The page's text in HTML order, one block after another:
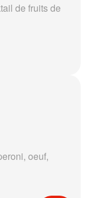
de fruits de
oeuf,